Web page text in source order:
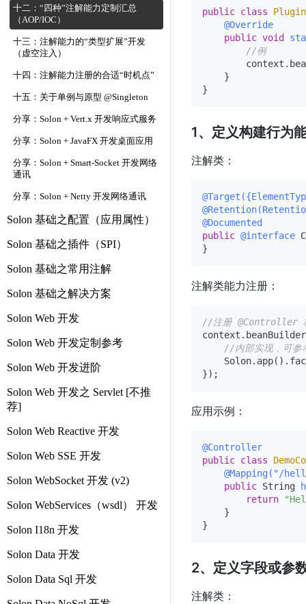
十二：“四种”注解能力定制汇总
（AOP/IOC）
十三：注解能力的“类型扩展”开发
（虚空注入）
十四：注解能力注册的合适“时机点”
十五：关于单例与原型 @Singleton
分享：Solon + Vert.x 开发响应式服务
分享：Solon + JavaFX 开发桌面应用
分享：Solon + Smart-Socket 开发网络
通讯
分享：Solon + Netty 开发网络通讯
Solon 基础之配置（应用属性）
Solon 基础之插件（SPI）
Solon 基础之常用注解
Solon 基础之解决方案
Solon Web 开发
Solon Web 开发定制参考
Solon Web 开发进阶
Solon Web 开发之 Servlet [不推
荐]
Solon Web Reactive 开发
Solon Web SSE 开发
Solon WebSocket 开发 (v2)
Solon WebServices（wsdl） 开发
Solon I18n 开发
Solon Data 开发
Solon Data Sql 开发
public class
@Override
public void
//例
    }
1、定义构建行为
注解类：
@Documented
public @interface
注解类能力注册：
//注册 @Controller
//内部实现，可参
应用示例：
@Controller
public class
@Mapping("/
public String
return
    }
2、定义字段或参
注解类：